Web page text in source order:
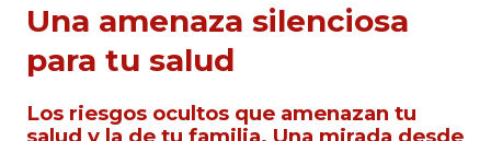
Una amenaza silenciosa
para tu salud
Los riesgos ocultos que amenazan tu
salud y la de tu familia. Una mirada desde